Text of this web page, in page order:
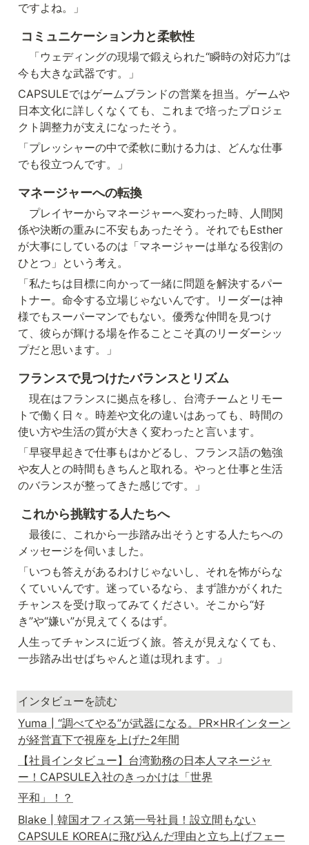
ですよね。」
コミュニケーション力と柔軟性
「ウェディングの現場で鍛えられた“瞬時の対応力”は
今も大きな武器です。」
CAPSULEではゲームブランドの営業を担当。ゲームや
日本文化に詳しくなくても、これまで培ったプロジェ
クト調整力が支えになったそう。
「プレッシャーの中で柔軟に動ける力は、どんな仕事
でも役立つんです。」
マネージャーへの転換
プレイヤーからマネージャーへ変わった時、人間関
係や決断の重みに不安もあったそう。それでもEsther
が大事にしているのは「マネージャーは単なる役割の
ひとつ」という考え。
「私たちは目標に向かって一緒に問題を解決するパー
トナー。命令する立場じゃないんです。リーダーは神
様でもスーパーマンでもない。優秀な仲間を見つけ
て、彼らが輝ける場を作ることこそ真のリーダーシッ
プだと思います。」
フランスで見つけたバランスとリズム
現在はフランスに拠点を移し、台湾チームとリモー
トで働く日々。時差や文化の違いはあっても、時間の
使い方や生活の質が大きく変わったと言います。
「早寝早起きで仕事もはかどるし、フランス語の勉強
や友人との時間もきちんと取れる。やっと仕事と生活
のバランスが整ってきた感じです。」
これから挑戦する人たちへ
最後に、これから一歩踏み出そうとする人たちへの
メッセージを伺いました。
「いつも答えがあるわけじゃないし、それを怖がらな
くていいんです。迷っているなら、まず誰かがくれた
チャンスを受け取ってみてください。そこから“好
き”や“嫌い”が見えてくるはず。
人生ってチャンスに近づく旅。答えが見えなくても、
一歩踏み出せばちゃんと道は現れます。」
インタビューを読む
Yuma┃“調べてやる”が武器になる。PR×HRインターン
が経営直下で視座を上げた2年間
【社員インタビュー】台湾勤務の日本人マネージャ
ー！CAPSULE入社のきっかけは「世界
平和」！？
Blake┃韓国オフィス第一号社員！設立間もない
CAPSULE KOREAに飛び込んだ理由と立ち上げフェー